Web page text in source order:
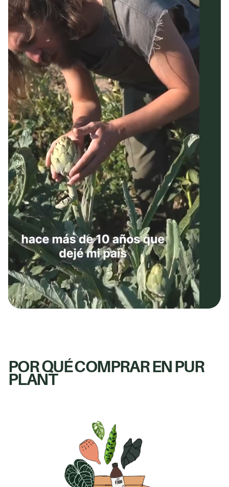
POR QUÉ COMPRAR EN PUR
PLANT